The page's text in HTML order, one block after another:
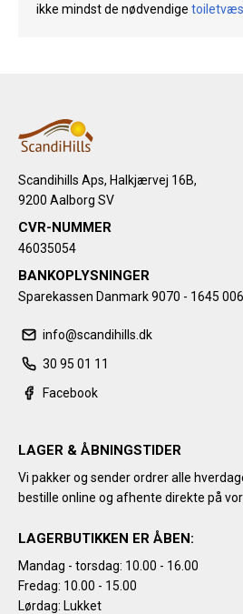
ikke mindst de nødvendige
Scandihills Aps, Halkjærvej 16B,
9200 Aalborg SV
CVR-NUMMER
46035054
BANKOPLYSNINGER
Sparekassen Danmark 9070 - 1645
info@scandihills.dk
30 95 01 11
Facebook
LAGER & ÅBNINGSTIDER
Vi pakker og sender ordrer alle
bestille online og afhente direkte på
LAGERBUTIKKEN ER ÅBEN:
Mandag - torsdag: 10.00 - 16.00
Fredag: 10.00 - 15.00
Lørdag: Lukket